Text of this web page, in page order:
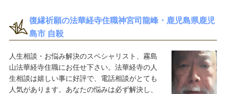
復縁祈願の法華経寺住職神宮司龍峰・鹿児島県鹿児
島市 自殺
人生相談・お悩み解決のスペシャリスト、霧島
山法華経寺住職にお任せ下さい。法華経寺の人
生相談は嬉しい事に好評で、電話相談がとても
人気があります。あなたの悩みは必ず解決し、